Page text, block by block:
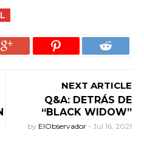
NEXT ARTICLE
Q&A: DETRÁS DE
“BLACK WIDOW”
by ElObservador - Jul 16, 2021